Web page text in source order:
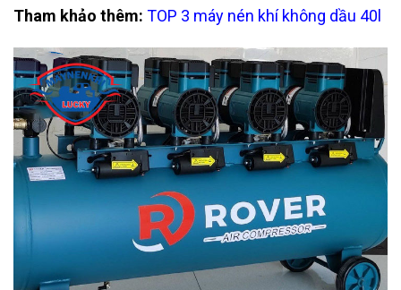
Tham khảo thêm: TOP 3 máy nén khí không dầu 40l